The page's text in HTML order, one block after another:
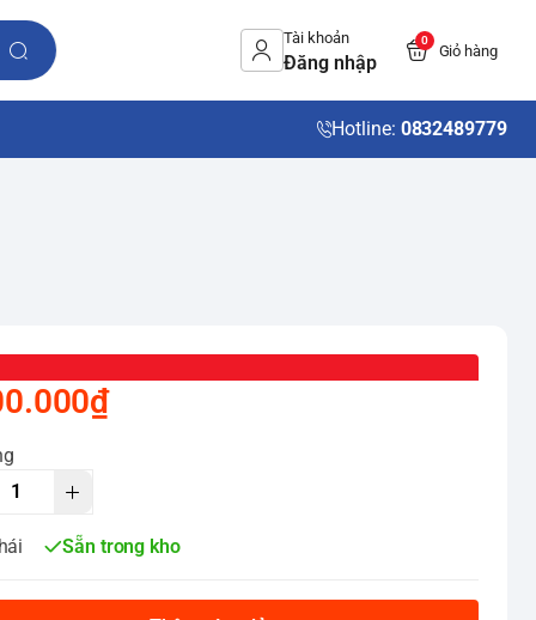
Tài khoản
Đăng nhập
0
Giỏ hàng
Hotline: 0832489779
Sẵn trong kho